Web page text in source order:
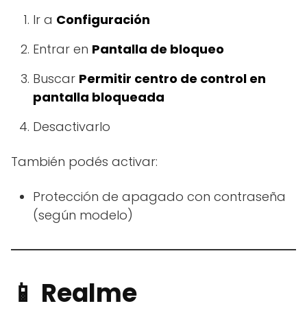
Ir a Configuración
Entrar en Pantalla de bloqueo
Buscar Permitir centro de control en
pantalla bloqueada
Desactivarlo
También podés activar:
Protección de apagado con contraseña
(según modelo)
📱 Realme